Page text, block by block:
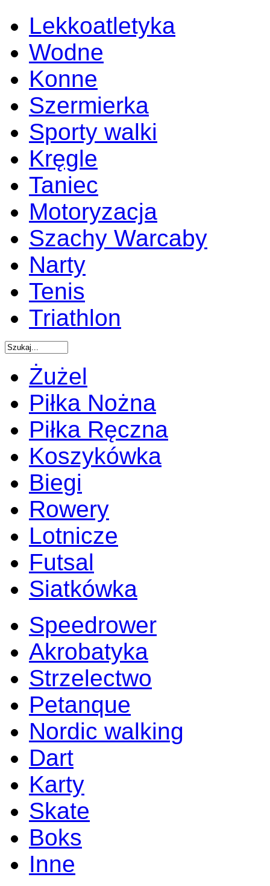
Lekkoatletyka
Wodne
Konne
Szermierka
Sporty walki
Kręgle
Taniec
Motoryzacja
Szachy Warcaby
Narty
Tenis
Triathlon
Żużel
Piłka Nożna
Piłka Ręczna
Koszykówka
Biegi
Rowery
Lotnicze
Futsal
Siatkówka
Speedrower
Akrobatyka
Strzelectwo
Petanque
Nordic walking
Dart
Karty
Skate
Boks
Inne